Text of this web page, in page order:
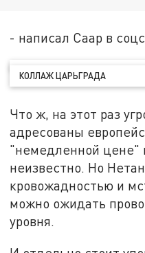
- написал Саар в
КОЛЛАЖ ЦАРЬГРАДА
Что ж, на этот раз
адресованы
"немедленной цене"
неизвестно. Но
кровожадностью и
можно ожидать
уровня.